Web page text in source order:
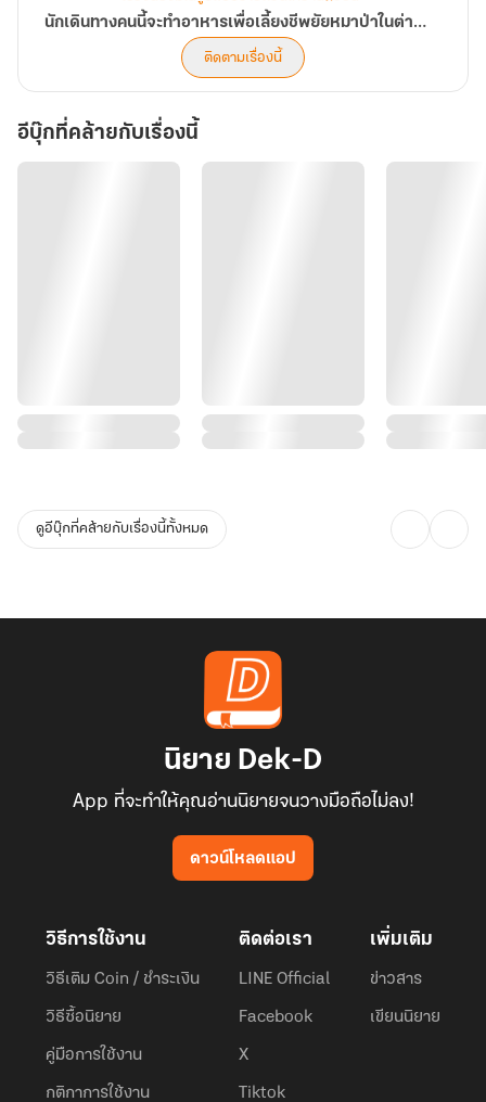
ค่ะ!
ยัย
หมาป่า
ใน
ต่าง
โลก
นักเดินทางคนนี้จะทำอาหารเพื่อเลี้ยงชีพยัยหมาป่าในต่างโลกเองค่ะ!
ติดตามเรื่องนี้
อีบุ๊กที่คล้ายกับเรื่องนี้
ดูอีบุ๊กที่คล้ายกับเรื่องนี้ทั้งหมด
นิยาย Dek-D
App ที่จะทำให้คุณอ่านนิยายจนวางมือถือไม่ลง!
ดาวน์โหลดแอป
วิธีการใช้งาน
วิธีเติม Coin / ชำระเงิน
วิธีซื้อนิยาย
คู่มือการใช้งาน
กติกาการใช้งาน
ติดต่อเรา
LINE Official
Facebook
X
Tiktok
เพิ่มเติม
ข่าวสาร
เขียนนิยาย